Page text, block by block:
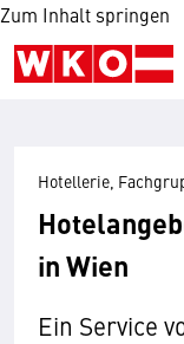
Zum Inhalt springen
Hotellerie,
in Wien
Ein Service